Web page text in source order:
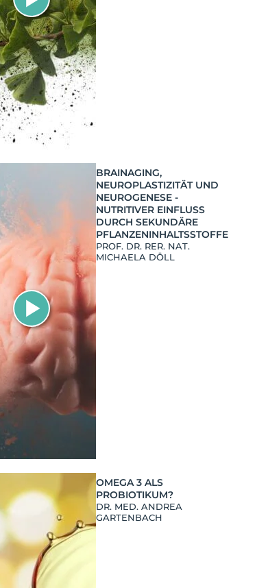
BRAINAGING,
NEUROPLASTIZITÄT UND
NEUROGENESE -
NUTRITIVER EINFLUSS
DURCH SEKUNDÄRE
PFLANZENINHALTSSTOFFE
PROF. DR. RER. NAT.
MICHAELA DÖLL
OMEGA 3 ALS
PROBIOTIKUM?
DR. MED. ANDREA
GARTENBACH